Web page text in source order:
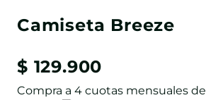
Camiseta Breeze
$ 129.900
Compra a 4 cuotas mensuales de